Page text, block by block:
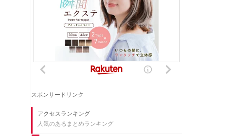
スポンサードリンク
アクセスランキング
人気のあるまとめランキング